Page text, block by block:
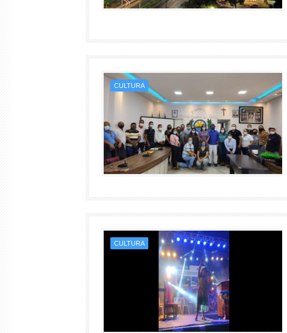
CULTURA
CULTURA